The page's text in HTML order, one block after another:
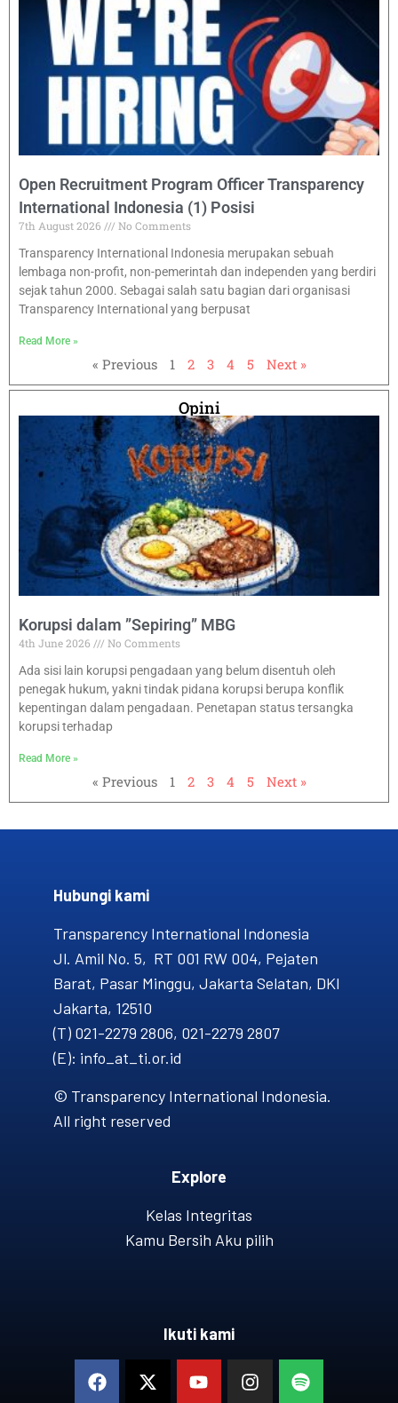
Open Recruitment Program Officer Transparency
International Indonesia (1) Posisi
7th August 2026
No Comments
Transparency International Indonesia merupakan sebuah
lembaga non-profit, non-pemerintah dan independen yang berdiri
sejak tahun 2000. Sebagai salah satu bagian dari organisasi
Transparency International yang berpusat
Read More »
« Previous 1 2 3 4 5 Next »
Opini
Korupsi dalam ”Sepiring” MBG
4th June 2026
No Comments
Ada sisi lain korupsi pengadaan yang belum disentuh oleh
penegak hukum, yakni tindak pidana korupsi berupa konflik
kepentingan dalam pengadaan. Penetapan status tersangka
korupsi terhadap
Read More »
« Previous 1 2 3 4 5 Next »
Hubungi kami​
Transparency International Indonesia
Jl. Amil No. 5, RT 001 RW 004, Pejaten
Barat, Pasar Minggu, Jakarta Selatan, DKI
Jakarta, 12510
(T) 021-2279 2806, 021-2279 2807
(E): info_at_ti.or.id
© Transparency International Indonesia.
All right reserved
Explore
Kelas Integritas
Kamu Bersih Aku pilih
Ikuti kami